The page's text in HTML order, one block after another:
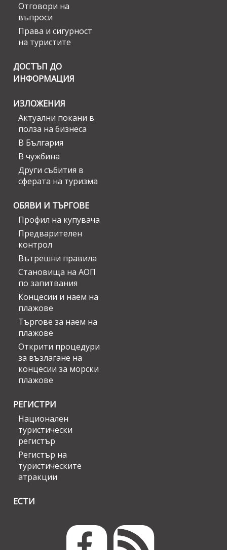
Отговори на
въпроси
Права и сигурност
на туристите
ДОСТЪП ДО
ИНФОРМАЦИЯ
ИЗЛОЖЕНИЯ
Актуални покани в
полза на бизнеса
В България
В чужбина
Други събития в
сферата на туризма
ОБЯВИ И ТЪРГОВЕ
Профил на купувача
Предварителен
контрол
Вътрешни правила
Становища на АОП
по запитвания
Концесии и наем на
плажове
Търгове за наем на
плажове
Открити процедури
за възлагане на
концесии за морски
плажове
РЕГИСТРИ
Национален
туристически
регистър
Регистър на
туристическите
атракции
ЕСТИ